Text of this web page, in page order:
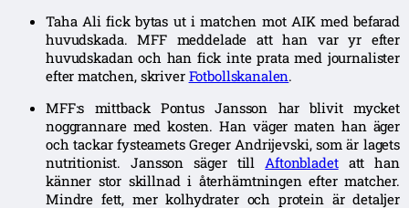
Taha Ali fick bytas ut i matchen mot AIK med befarad
huvudskada. MFF meddelade att han var yr efter
huvudskadan och han fick inte prata med journalister
efter matchen, skriver Fotbollskanalen.
MFF:s mittback Pontus Jansson har blivit mycket
noggrannare med kosten. Han väger maten han äger
och tackar fysteamets Greger Andrijevski, som är lagets
nutritionist. Jansson säger tillAftonbladetatt han
känner stor skillnad i återhämtningen efter matcher.
Mindre fett, mer kolhydrater och protein är detaljer